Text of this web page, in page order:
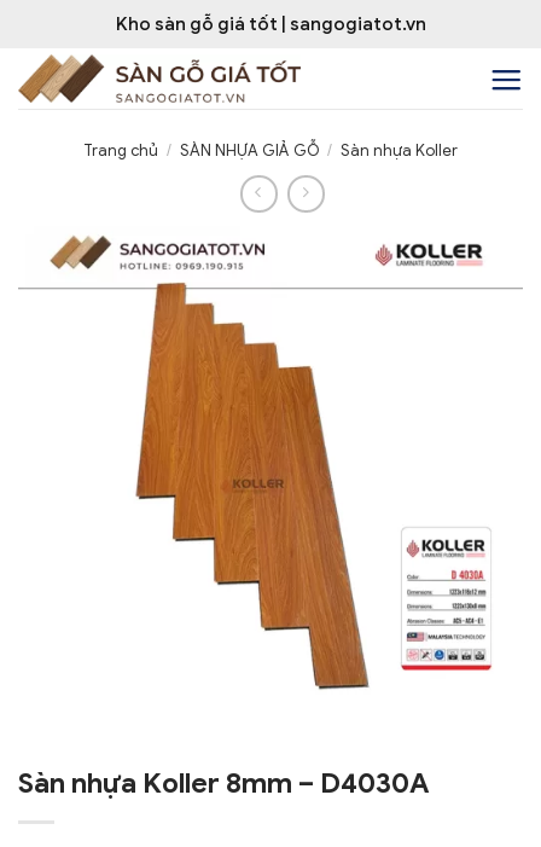
dung
Kho sàn gỗ giá tốt | sangogiatot.vn
Trang chủ / SÀN NHỰA GIẢ GỖ / Sàn nhựa Koller
Sàn nhựa Koller 8mm – D4030A